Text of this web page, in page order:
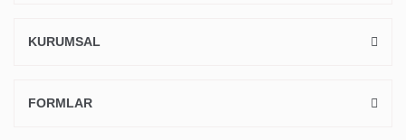
KURUMSAL
FORMLAR